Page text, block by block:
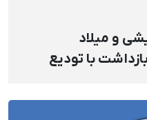
و میلاد
پس از ۸۴ روز بازداشت با تودیع